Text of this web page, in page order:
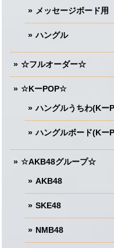
メッセージボード用
ハングル
☆フルオーダー☆
☆KーPOP☆
ハングルうちわ(Kー
ハングルボード(Kー
☆AKB48グループ☆
AKB48
SKE48
NMB48